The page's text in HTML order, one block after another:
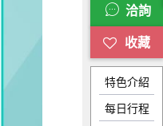
洽詢
特色介紹
每日行程